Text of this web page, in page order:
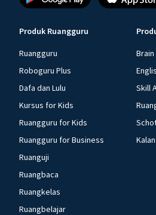
Produk Ruangguru
Ruangguru
Roboguru Plus
Dafa dan Lulu
Kursus for Kids
Ruangguru for Kids
Ruangguru for Business
Ruanguji
Ruangbaca
Ruangkelas
Ruangbelajar
Skill